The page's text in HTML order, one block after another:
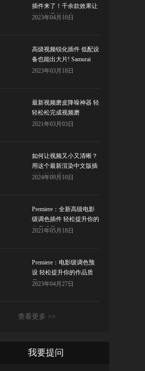
插件来了！千余款效果让
你的作品燃起来！
2023年04月10日
高级视频锐化插件 低配设
备也能出大片! Samurai
Sharpen
2023年03月18日
最新视频磨皮降噪神器 轻
轻松松完成视频磨
皮!Beauty box
2021年03月03日
如何让视频又小又清晰？
用这个最新渲染中文版插
件轻松实现！
2024年09月10日
Premiere：全新高级电影
级调色插件 轻松提升你的
作品质量！
2021年05月18日
Premiere：电影级调色预
设 轻松提升你的作品质
量！
2023年04月27日
查看更多 >>
我要提问